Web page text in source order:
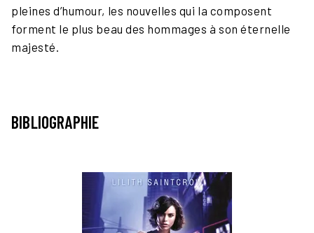
pleines d’humour, les nouvelles qui la composent
forment le plus beau des hommages à son éternelle
majesté.
BIBLIOGRAPHIE